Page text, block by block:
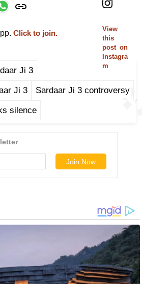
View
this
post on
Instagra
m
Click to join.
Ji 3
Ji 3 Sardaar Ji 3 controversy
silence